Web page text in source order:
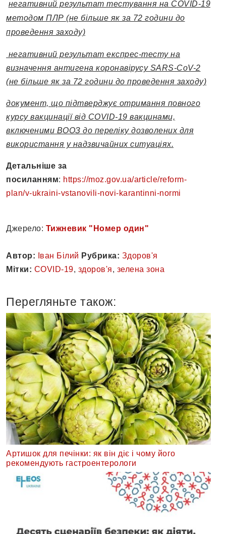
негативний результат тестування на COVID-19
методом ПЛР (не більше як за 72 години до
проведення заходу)
негативний результат експрес-тесту на
визначення антигена коронавірусу SARS-CoV-2
(не більше як за 72 години до проведення заходу)
документ, що підтверджує отримання повного
курсу вакцинації від COVID-19 вакцинами,
включеними ВООЗ до переліку дозволених для
використання у надзвичайних ситуаціях.
Детальніше за
посиланням: https://moz.gov.ua/article/reform-
plan/v-ukraini-vstanovili-novi-karantinni-normi
Джерело: Тижневик "Номер один"
Автор: Іван Білий Рубрика: Здоров'я
Мітки: COVID-19, здоров'я, зелена зона
Перегляньте також:
Артишок для печінки: як він діє і чому його
рекомендують гастроентерологи